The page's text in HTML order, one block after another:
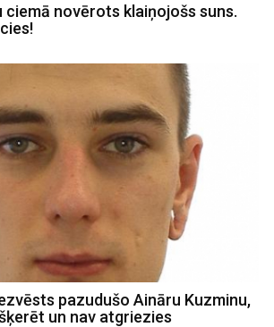
ciemā novērots klaiņojošs suns.
pazudušo Aināru Kuzminu,
un nav atgriezies